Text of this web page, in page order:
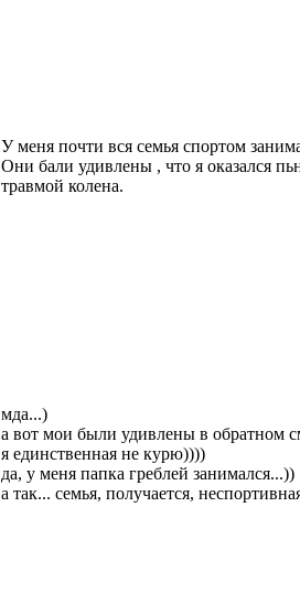
У меня почти вся семья спортом
Они бали удивлены , что я оказался
травмой колена.
мда...)
а вот мои были удивлены в обратном
я единственная не курю))))
да, у меня папка греблей занимался...))
а так... семья, получается,